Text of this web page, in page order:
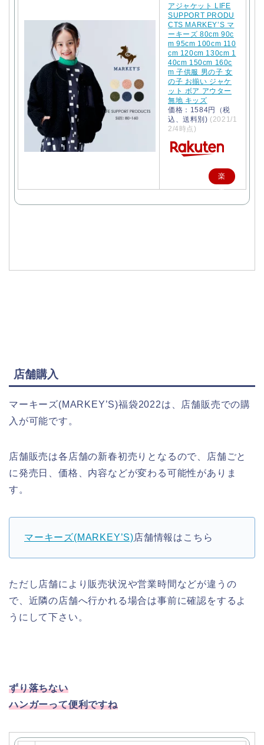
アジャケット LIFE
SUPPORT PRODU
CTS MARKEY’S マ
ーキーズ 80cm 90c
m 95cm 100cm 110
cm 120cm 130cm 1
40cm 150cm 160c
m 子供服 男の子 女
の子 お揃い ジャケ
ット ボア アウター
無地 キッズ
価格：1584円（税
込、送料別) (2021/1
2/4時点)
楽
天
店舗購入
マーキーズ(MARKEY’S)福袋2022は、店舗販売での購
入が可能です。
店舗販売は各店舗の新春初売りとなるので、店舗ごと
に発売日、価格、内容などが変わる可能性がありま
す。
マーキーズ(MARKEY’S)店舗情報はこちら
ただし店舗により販売状況や営業時間などが違うの
で、近隣の店舗へ行かれる場合は事前に確認をするよ
うにして下さい。
ずり落ちない
ハンガーって便利ですね